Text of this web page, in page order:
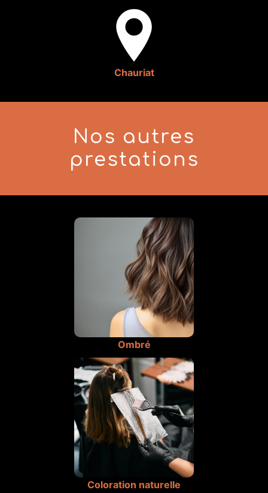
Chauriat
Nos autres
prestations
Ombré
Coloration naturelle